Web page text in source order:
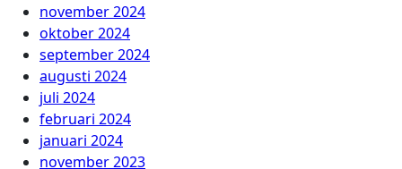
november 2024
oktober 2024
september 2024
augusti 2024
juli 2024
februari 2024
januari 2024
november 2023